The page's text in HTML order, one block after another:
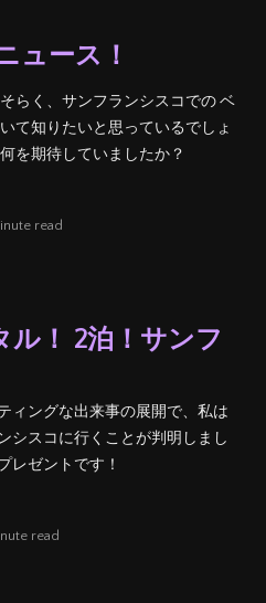
ュース！
らく、サンフランシスコでの ベ
て知りたいと思っているでしょ
を期待していましたか？
read
ル！ 2泊！サンフ
ィングな出来事の展開で、私は
シスコに行くことが判明しまし
レゼントです！
read